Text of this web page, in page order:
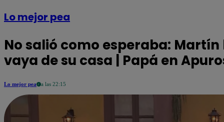
Lo mejor pea
No salió como esperaba:
vaya de su casa | Papá en
Lo mejor pea a las 22:15